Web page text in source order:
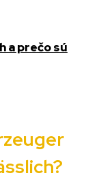
a prečo sú